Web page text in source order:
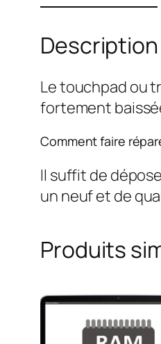
Description
Le touchpad ou
fortement
Comment faire
Il suffit de
un neuf et de
Produits